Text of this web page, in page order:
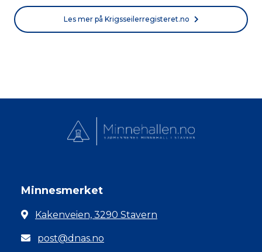
Les mer på Krigsseilerregisteret.no
Minnesmerket
Kakenveien, 3290 Stavern
post@dnas.no